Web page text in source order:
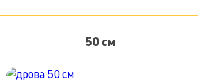
50 см